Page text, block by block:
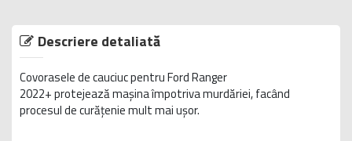
Descriere detaliată
Covorasele de cauciuc pentru Ford Ranger
2022+ protejează mașina împotriva murdăriei, facând
procesul de curățenie mult mai ușor.